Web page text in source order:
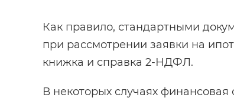
Как правило, стандартными
при рассмотрении заявки на
книжка и справка 2-НДФЛ.
В некоторых случаях